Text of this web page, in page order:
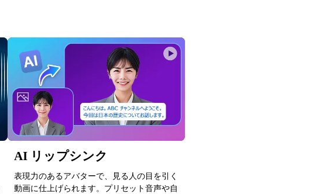
AI リップシンク
表現力のあるアバターで、見る人の目を引く
動画に仕上げられます。プリセット音声や自